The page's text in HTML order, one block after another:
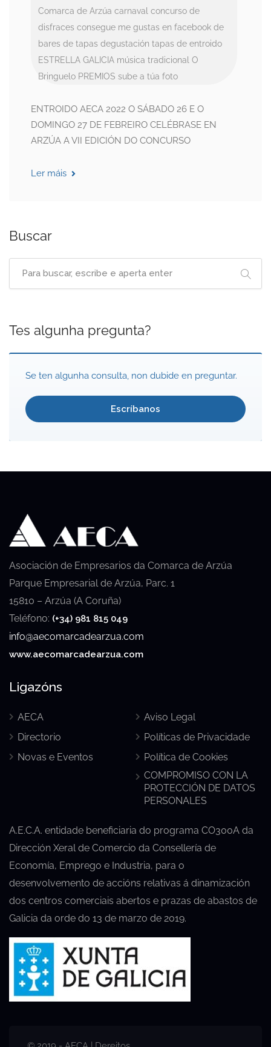
Comarca de Arzúa carnaval concurso de
disfraces consegue me gustas en facebook de
bares de tapas degustación tapas de entroido
ESTRELLA GALICIA música tradicional O
Bringuelo PREMIOS sube a túa foto
ENTROIDO AECA 2022 O SÁBADO 26 E O
DOMINGO 27 DE FEBREIRO CELÉBRASE EN
ARZÚA A VII EDICIÓN DO CONCURSO
Ler máis
Buscar
Tes algunha pregunta?
Se ten algunha consulta, non dubide en preguntar.
Escríbanos
Asociación de Empresarios da Comarca de Arzúa
Parque Empresarial de Arzúa, Parc. 1
15810 – Arzúa (A Coruña)
Teléfono: (+34) 981 815 049
info@aecomarcadearzua.com
www.aecomarcadearzua.com
Ligazóns
AECA
Directorio
Novas e Eventos
Aviso Legal
Políticas de Privacidade
Política de Cookies
COMPROMISO CON LA
PROTECCIÓN DE DATOS
PERSONALES
A.E.C.A. entidade beneficiaria do programa CO300A da
Dirección Xeral de Comercio da Consellería de
Economía, Emprego e Industria, para o
desenvolvemento de accións relativas á dinamización
dos centros comerciais abertos e prazas de abastos de
Galicia da orde do 13 de marzo de 2019.